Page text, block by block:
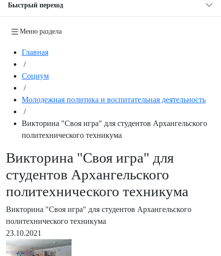
Быстрый переход
Меню раздела
Главная
/
Социум
/
Молодежная политика и воспитательная деятельность
/
Викторина "Своя игра" для студентов Архангельского
политехнического техникума
Викторина "Своя игра" для
студентов Архангельского
политехнического техникума
Викторина "Своя игра" для студентов Архангельского
политехнического техникума
23.10.2021